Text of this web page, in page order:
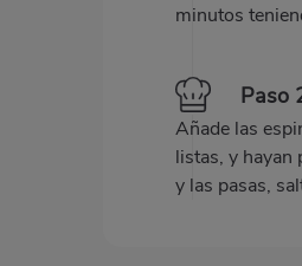
minutos
Paso
Añade las
listas, y hayan
y las pasas,